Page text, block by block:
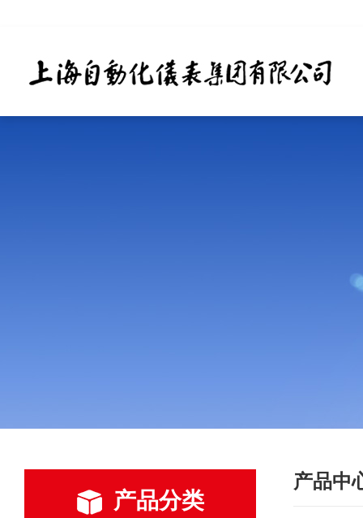
产品分类
产品中